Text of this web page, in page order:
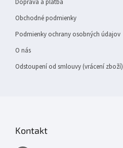
Doprava a platba
Obchodné podmienky
Podmienky ochrany osobných údajov
O nás
Odstoupení od smlouvy (vrácení zboží)
Kontakt